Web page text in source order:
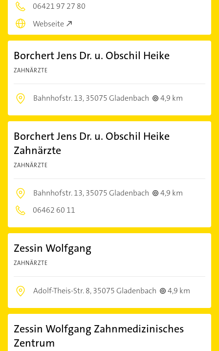
06421 97 27 80
Webseite
Borchert Jens Dr. u. Obschil Heike
ZAHNÄRZTE
Bahnhofstr. 13,35075 Gladenbach 4,9 km
Borchert Jens Dr. u. Obschil Heike
Zahnärzte
ZAHNÄRZTE
Bahnhofstr. 13,35075 Gladenbach
4,9 km
06462 60 11
Zessin Wolfgang
ZAHNÄRZTE
Adolf-Theis-Str. 8,35075 Gladenbach 4,9 km
Zessin Wolfgang Zahnmedizinisches
Zentrum